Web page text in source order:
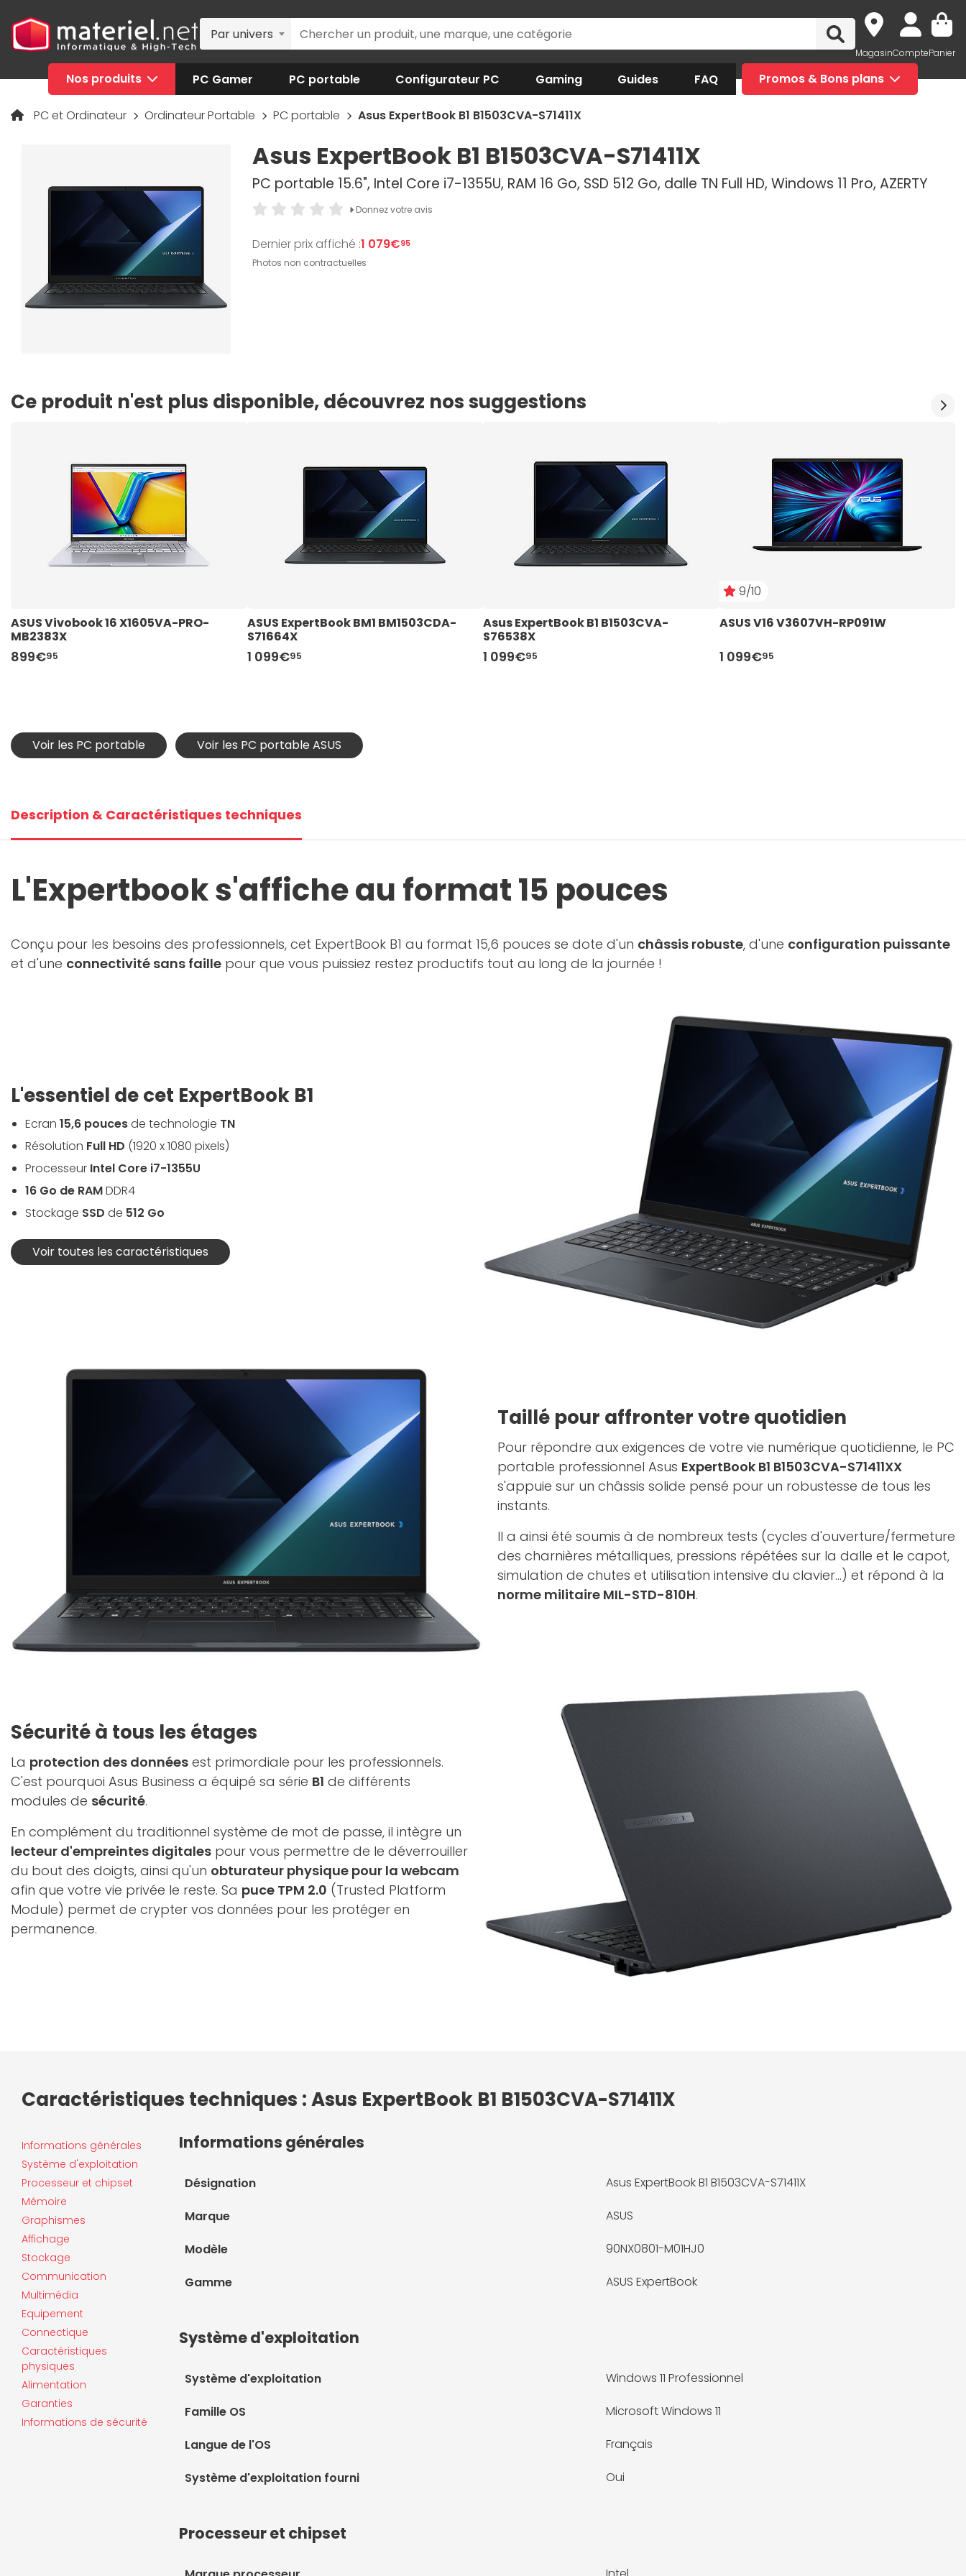
Par univers
MagasinComptePanier
Nos produits PC Gamer PC portable Configurateur PC Gaming Guides FAQ Promos & Bons plans
PC et Ordinateur Ordinateur Portable PC portable Asus ExpertBook B1 B1503CVA-S71411X
Asus ExpertBook B1 B1503CVA-S71411X
PC portable 15.6", Intel Core i7-1355U, RAM 16 Go, SSD 512 Go, dalle TN Full HD, Windows 11 Pro, AZERTY
Donnez votre avis
Dernier prix affiché :1 079€95
Photos non contractuelles
Ce produit n'est plus disponible, découvrez nos suggestions
ASUS Vivobook 16 X1605VA-PRO-
MB2383X
899€95
ASUS ExpertBook BM1 BM1503CDA-
S71664X
1 099€95
Asus ExpertBook B1 B1503CVA-
S76538X
1 099€95
9/10
ASUS V16 V3607VH-RP091W
1 099€95
Voir les PC portable Voir les PC portable ASUS
Description & Caractéristiques techniques
L'Expertbook s'affiche au format 15 pouces
Conçu pour les besoins des professionnels, cet ExpertBook B1 au format 15,6 pouces se dote d'un châssis robuste, d'une configuration puissante
et d'une connectivité sans faille pour que vous puissiez restez productifs tout au long de la journée !
L'essentiel de cet ExpertBook B1
Ecran 15,6 poucesde technologie TN
Résolution Full HD (1920 x 1080 pixels)
Processeur Intel Core i7-1355U
16 Go de RAMDDR4
Stockage SSD de 512 Go
Voir toutes les caractéristiques
Taillé pour affronter votre quotidien
Pour répondre aux exigences de votre vie numérique quotidienne, le PC
portable professionnel Asus ExpertBook B1 B1503CVA-S71411XX
s'appuie sur un châssis solide pensé pour un robustesse de tous les
instants.
Il a ainsi été soumis à de nombreux tests (cycles d'ouverture/fermeture
des charnières métalliques, pressions répétées sur la dalle et le capot,
simulation de chutes et utilisation intensive du clavier...) et répond à la
norme militaire MIL-STD-810H.
Sécurité à tous les étages
La protection des données est primordiale pour les professionnels.
C'est pourquoi Asus Business a équipé sa série B1 de différents
modules de sécurité.
En complément du traditionnel système de mot de passe, il intègre un
lecteur d'empreintes digitales pour vous permettre de le déverrouiller
du bout des doigts, ainsi qu'un obturateur physique pour la webcam
afin que votre vie privée le reste. Sa puce TPM 2.0 (Trusted Platform
Module) permet de crypter vos données pour les protéger en
permanence.
Caractéristiques techniques : Asus ExpertBook B1 B1503CVA-S71411X
Informations générales
Système d'exploitation
Processeur et chipset
Mémoire
Graphismes
Affichage
Stockage
Communication
Multimédia
Equipement
Connectique
Caractéristiques
physiques
Alimentation
Garanties
Informations de sécurité
Informations générales
Désignation Asus ExpertBook B1 B1503CVA-S71411X
Marque ASUS
Modèle 90NX0801-M01HJ0
Gamme ASUS ExpertBook
Système d'exploitation
Système d'exploitation Windows 11 Professionnel
Famille OS Microsoft Windows 11
Langue de l'OS Français
Système d'exploitation fourni Oui
Processeur et chipset